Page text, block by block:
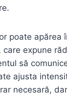
poate apărea
care expune
să
ajusta
necesară,